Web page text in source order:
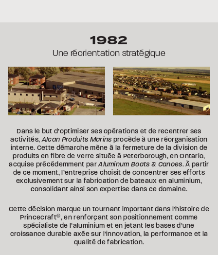
1982
Une réorientation stratégique
Dans le but d’optimiser ses opérations et de recentrer ses
activités,Alcan Produits Marins procède à une réorganisation
interne. Cette démarche mène à la fermeture de la division de
produits en fibre de verre située à Peterborough, en Ontario,
acquise précédemment parAluminum Boats & Canoes. À partir
de ce moment, l’entreprise choisit de concentrer ses efforts
exclusivement sur la fabrication de bateaux en aluminium,
consolidant ainsi son expertise dans ce domaine.
Cette décision marque un tournant important dans l’histoire de
Princecraft®, en renforçant son positionnement comme
spécialiste de l’aluminium et en jetant les bases d’une
croissance durable axée sur l’innovation, la performance et la
qualité de fabrication.